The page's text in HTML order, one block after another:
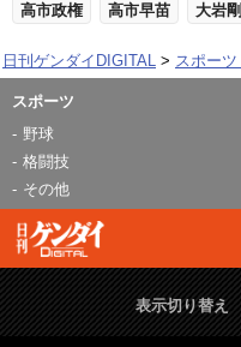
高市政権 高市早苗 大岩剛
日刊ゲンダイDIGITAL スポーツ
スポーツ
野球
格闘技
その他
表示切り替え